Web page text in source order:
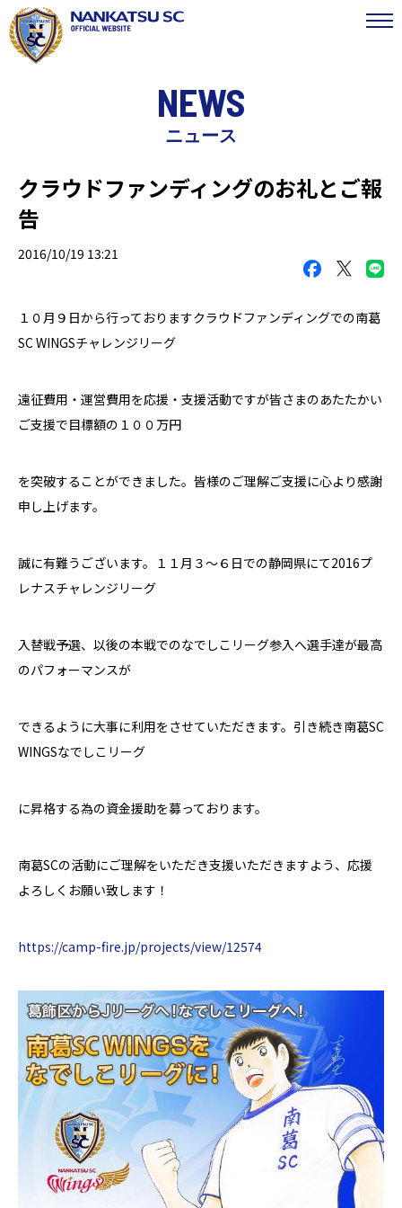
NEWS
ニュース
クラウドファンディングのお礼とご報
告
2016/10/19 13:21
１０月９日から行っておりますクラウドファンディングでの南葛
SC WINGSチャレンジリーグ
遠征費用・運営費用を応援・支援活動ですが皆さまのあたたかい
ご支援で目標額の１００万円
を突破することができました。皆様のご理解ご支援に心より感謝
申し上げます。
誠に有難うございます。１１月３〜６日での静岡県にて2016プ
レナスチャレンジリーグ
入替戦予選、以後の本戦でのなでしこリーグ参入へ選手達が最高
のパフォーマンスが
できるように大事に利用をさせていただきます。引き続き南葛SC
WINGSなでしこリーグ
に昇格する為の資金援助を募っております。
南葛SCの活動にご理解をいただき支援いただきますよう、応援
よろしくお願い致します！
https://camp-fire.jp/projects/view/12574